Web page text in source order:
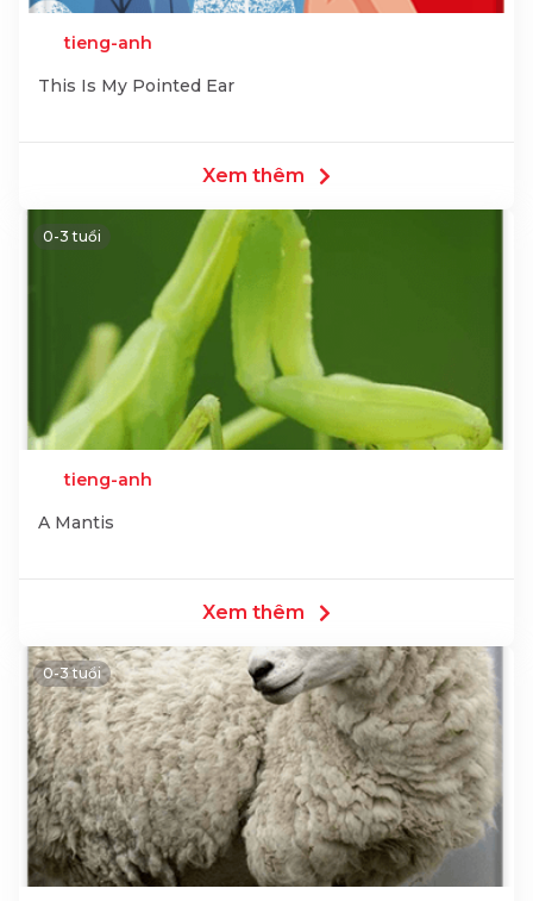
tieng-anh
This Is My Pointed Ear
Xem thêm
0-3 tuổi
tieng-anh
A Mantis
Xem thêm
0-3 tuổi